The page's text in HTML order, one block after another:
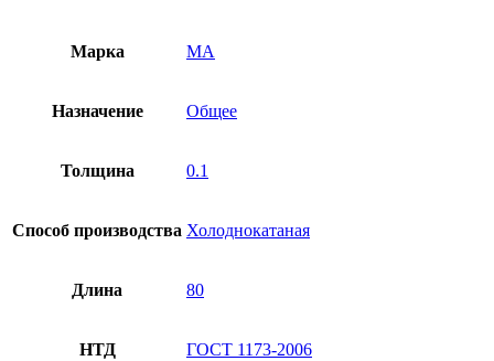
Марка МА
Назначение Общее
Толщина 0.1
Способ производства Холоднокатаная
Длина 80
НТД ГОСТ 1173-2006